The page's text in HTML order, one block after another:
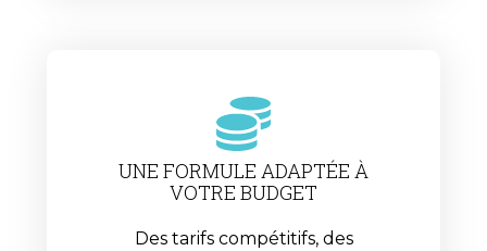
UNE FORMULE ADAPTÉE À
VOTRE BUDGET
Des tarifs compétitifs, des